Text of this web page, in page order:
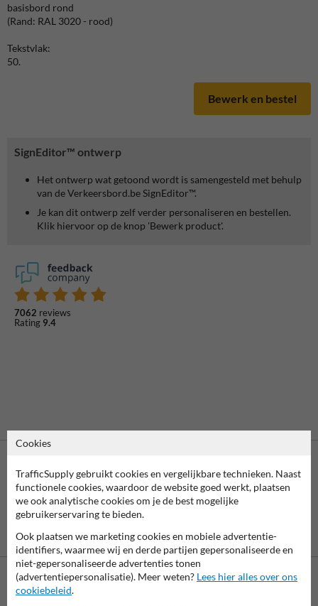
SignEditor™ ontwerp
Het ontwerp wat getoond wordt is samengesteld met behulp
van de Verkeersbord.be SignEditor™.
Je kan dit ontwerp zelf verder personaliseren en bestellen.
Klik hiervoor op de knop 'Bewerk product'.
7062 reviews
Rating 9.4
basisbord rond
(Rand: RAL 3020 - rood)
Tekstvlak:
50.
Bewerk en bestel
per bank
is mogelijk
Neem contact met ons op
Cookies
TrafficSupply gebruikt cookies en vergelijkbare technieken. Naast
functionele cookies, waardoor de website goed werkt, plaatsen
we ook analytische cookies om je de best mogelijke
gebruikerservaring te bieden.
Ook plaatsen we marketing cookies en mobiele advertentie-
identifiers, waarmee wij en derde partijen gepersonaliseerde en
niet-gepersonaliseerde advertenties tonen
(advertentiepersonalisatie). Meer weten? Lees hier alles over ons
cookiebeleid.